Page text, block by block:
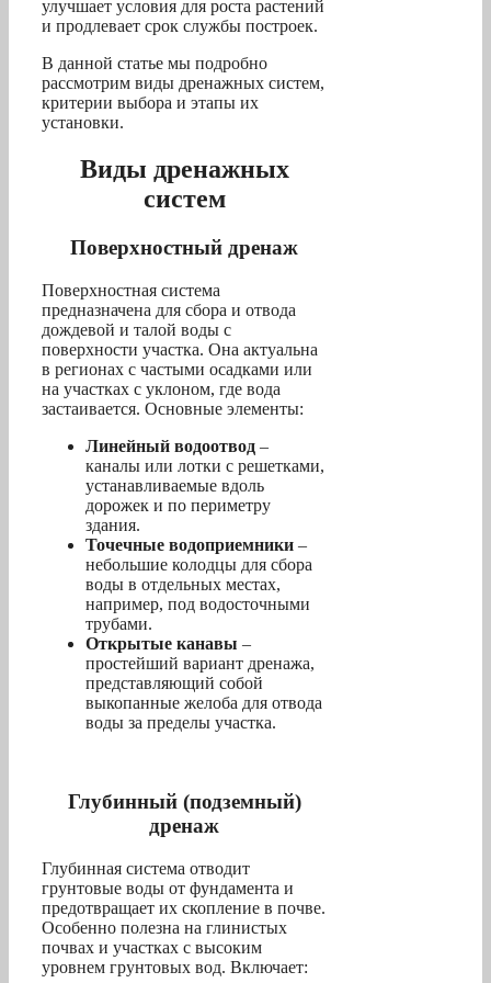
улучшает условия для роста растений
и продлевает срок службы построек.
В данной статье мы подробно
рассмотрим виды дренажных систем,
критерии выбора и этапы их
установки.
Виды дренажных
систем
Поверхностный дренаж
Поверхностная система
предназначена для сбора и отвода
дождевой и талой воды с
поверхности участка. Она актуальна
в регионах с частыми осадками или
на участках с уклоном, где вода
застаивается. Основные элементы:
Линейный водоотвод –
каналы или лотки с решетками,
устанавливаемые вдоль
дорожек и по периметру
здания.
Точечные водоприемники –
небольшие колодцы для сбора
воды в отдельных местах,
например, под водосточными
трубами.
Открытые канавы –
простейший вариант дренажа,
представляющий собой
выкопанные желоба для отвода
воды за пределы участка.
Глубинный (подземный)
дренаж
Глубинная система отводит
грунтовые воды от фундамента и
предотвращает их скопление в почве.
Особенно полезна на глинистых
почвах и участках с высоким
уровнем грунтовых вод. Включает: